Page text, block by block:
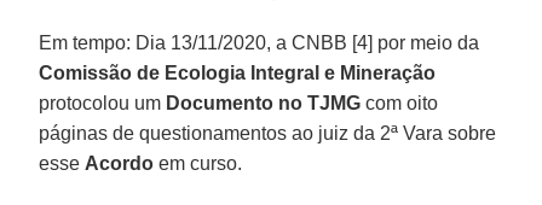
Em tempo: Dia 13/11/2020, a CNBB [4] por meio da
Comissão de Ecologia Integral e Mineração
protocolou um Documento no TJMG com oito
páginas de questionamentos ao juiz da 2ª Vara sobre
esse Acordo em curso.